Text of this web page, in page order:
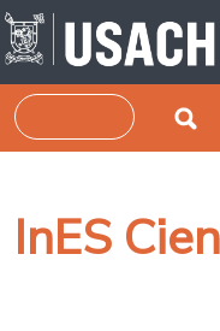
Skip to main content
Search
InES